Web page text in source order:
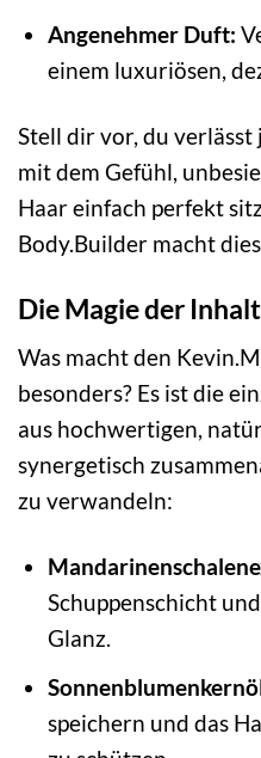
Angenehmer Duft:
einem luxuriösen,
Stell dir vor, du verlässt
mit dem Gefühl,
Haar einfach perfekt
Body.Builder macht
Die Magie der
Was macht den
besonders? Es ist die
aus hochwertigen,
synergetisch
zu verwandeln:
Schuppenschicht
Glanz.
speichern und das